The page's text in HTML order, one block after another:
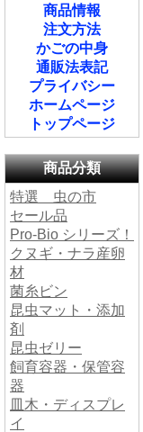
商品情報
注文方法
かごの中身
通販法表記
プライバシー
ホームページ
トップページ
商品分類
特選 虫の市
セール品
Pro-Bio シリーズ！
クヌギ・ナラ産卵
材
菌糸ビン
昆虫マット・添加
剤
昆虫ゼリー
飼育容器・保管容
器
皿木・ディスプレ
イ